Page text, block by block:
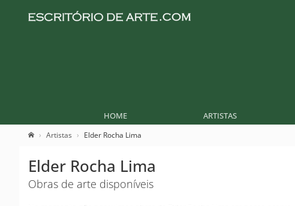
HOME ARTISTAS
Artistas Elder Rocha Lima
Elder Rocha Lima
Obras de arte disponíveis